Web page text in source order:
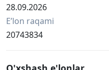
28.09.2026
Eʼlon raqami
20743834